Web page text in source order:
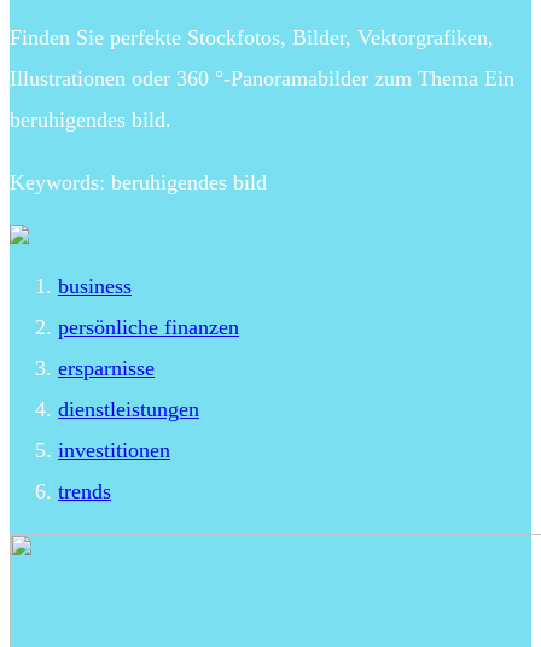
Finden Sie perfekte Stockfotos, Bilder, Vektorgrafiken,
Illustrationen oder 360 °-Panoramabilder zum Thema Ein
beruhigendes bild.
Keywords: beruhigendes bild
business
persönliche finanzen
ersparnisse
dienstleistungen
investitionen
trends